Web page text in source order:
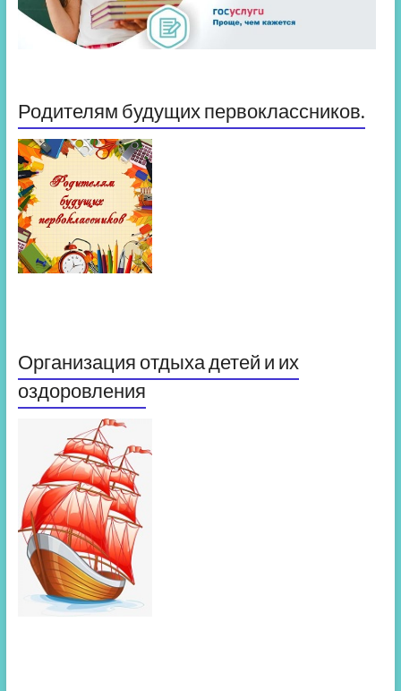
Родителям будущих первоклассников.
Организация отдыха детей и их
оздоровления